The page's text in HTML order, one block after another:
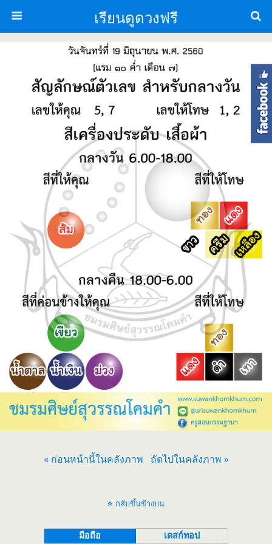
เรียนดูดวงฟรี
« ก่อนหน้านี้ในคลังภาพ ถัดไปในคลังภาพ »
กลับขึ้นข้างบน
มือถือ เดสก์ทอป